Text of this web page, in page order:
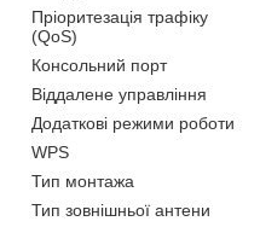
Пріоритезація трафіку
(QoS)
Консольний порт
Віддалене управління
Додаткові режими роботи
WPS
Тип монтажа
Тип зовнішньої антени